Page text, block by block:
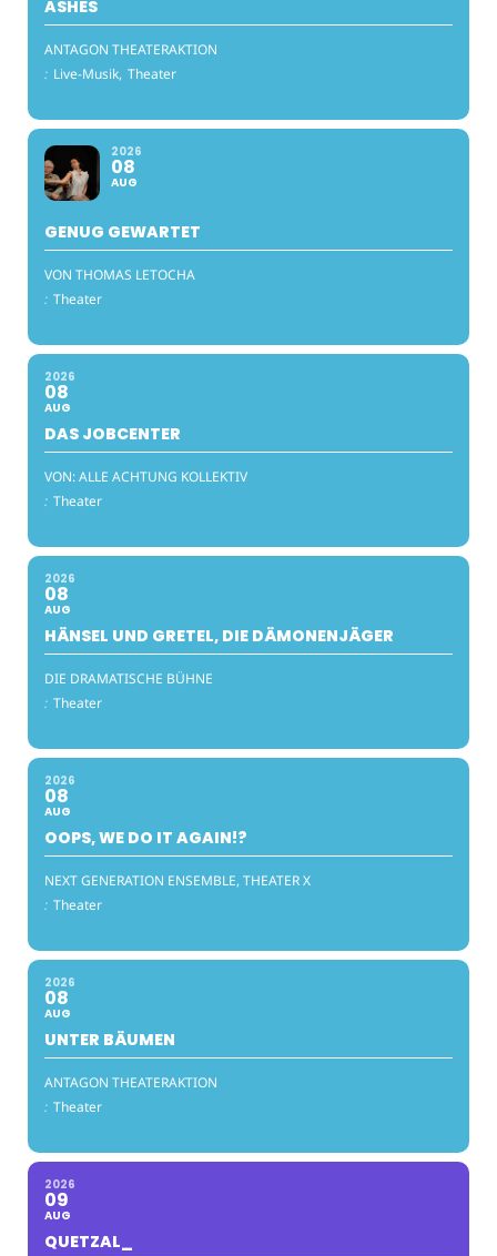
ASHES
ANTAGON THEATERAKTION
: Live-Musik, Theater
2026
08
AUG
GENUG GEWARTET
VON THOMAS LETOCHA
: Theater
2026
08
AUG
DAS JOBCENTER
VON: ALLE ACHTUNG KOLLEKTIV
: Theater
2026
08
AUG
HÄNSEL UND GRETEL, DIE DÄMONENJÄGER
DIE DRAMATISCHE BÜHNE
: Theater
2026
08
AUG
OOPS, WE DO IT AGAIN!?
NEXT GENERATION ENSEMBLE, THEATER X
: Theater
2026
08
AUG
UNTER BÄUMEN
ANTAGON THEATERAKTION
: Theater
2026
09
AUG
QUETZAL_